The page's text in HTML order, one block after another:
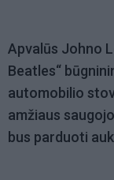
Apvalūs Johno
Beatles“
automobilio
amžiaus
bus parduoti